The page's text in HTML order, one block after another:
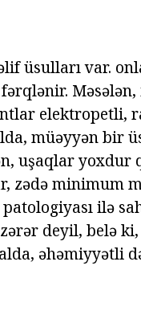
üsulları var.
elektropetli,
müəyyən bir
uşaqlar yoxdur
zədə minimum
ilə
deyil, belə
əhəmiyyətli